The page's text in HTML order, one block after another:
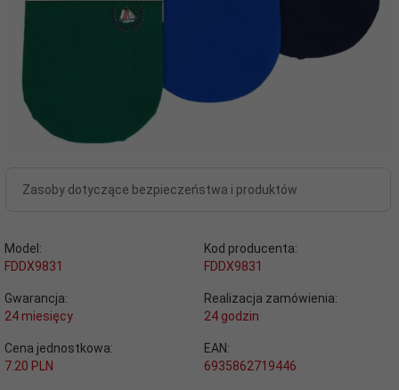
Zasoby dotyczące bezpieczeństwa i produktów
Model:
FDDX9831
Kod producenta:
FDDX9831
Gwarancja:
24 miesięcy
Realizacja zamówienia:
24 godzin
Cena jednostkowa:
7.20 PLN
EAN:
6935862719446